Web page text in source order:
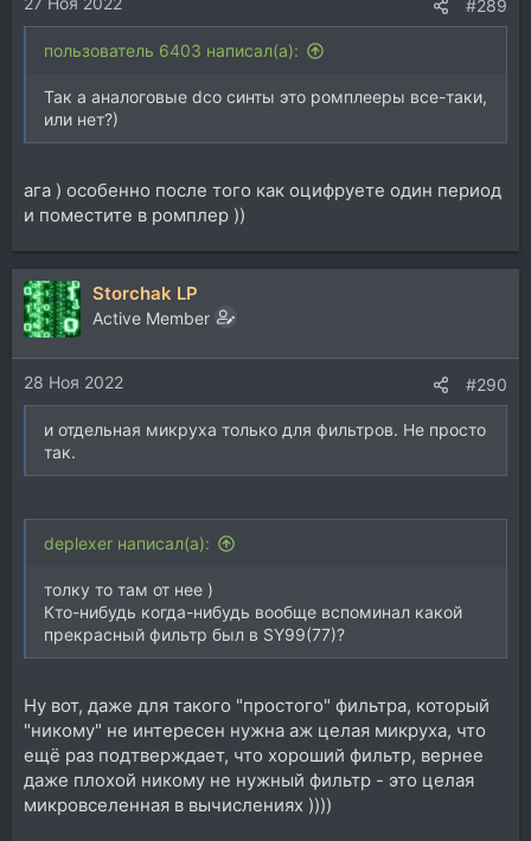
#289
пользователь 6403 написал(а):
Так а аналоговые dco синты это ромплееры все-таки,
или нет?)
ага ) особенно после того как оцифруете один период
и поместите в ромплер ))
Storchak LP
Active Member
28 Ноя 2022 #290
и отдельная микруха только для фильтров. Не просто
так.
deplexer написал(а):
толку то там от нее )
Кто-нибудь когда-нибудь вообще вспоминал какой
прекрасный фильтр был в SY99(77)?
Ну вот, даже для такого "простого" фильтра, который
"никому" не интересен нужна аж целая микруха, что
ещё раз подтверждает, что хороший фильтр, вернее
даже плохой никому не нужный фильтр - это целая
микровселенная в вычислениях ))))